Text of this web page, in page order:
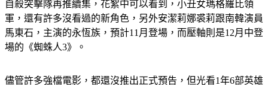
自殺突擊隊再推續集，花絮中可以看到，小丑女瑪格羅比領
軍，還有許多沒看過的新角色，另外安潔莉娜裘莉跟南韓演員
馬東石，主演的永恆族，預計11月登場，而壓軸則是12月中登